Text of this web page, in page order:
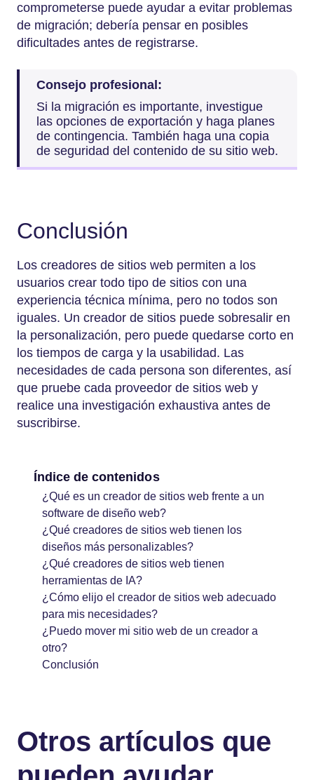
comprometerse puede ayudar a evitar problemas
de migración; debería pensar en posibles
dificultades antes de registrarse.
Consejo profesional:
Si la migración es importante, investigue
las opciones de exportación y haga planes
de contingencia. También haga una copia
de seguridad del contenido de su sitio web.
Conclusión
Los creadores de sitios web permiten a los
usuarios crear todo tipo de sitios con una
experiencia técnica mínima, pero no todos son
iguales. Un creador de sitios puede sobresalir en
la personalización, pero puede quedarse corto en
los tiempos de carga y la usabilidad. Las
necesidades de cada persona son diferentes, así
que pruebe cada proveedor de sitios web y
realice una investigación exhaustiva antes de
suscribirse.
Índice de contenidos
¿Qué es un creador de sitios web frente a un
software de diseño web?
¿Qué creadores de sitios web tienen los
diseños más personalizables?
¿Qué creadores de sitios web tienen
herramientas de IA?
¿Cómo elijo el creador de sitios web adecuado
para mis necesidades?
¿Puedo mover mi sitio web de un creador a
otro?
Conclusión
Otros artículos que